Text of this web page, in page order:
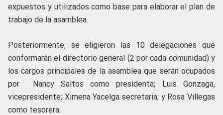
expuestos y utilizados como base para elaborar el plan de
trabajo de la asamblea.
Posteriormente, se eligieron las 10 delegaciones que
conformarán el directorio general (2 por cada comunidad) y
los cargos principales de la asamblea que serán ocupados
por Nancy Saltos como presidenta; Luis Gonzaga,
vicepresidente; Ximena Yacelga secretaria; y Rosa Villegas
como tesorera.